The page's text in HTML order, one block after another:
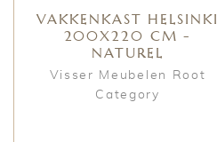
VAKKENKAST HELSINKI
200X220 CM -
NATUREL
Visser Meubelen Root
Category